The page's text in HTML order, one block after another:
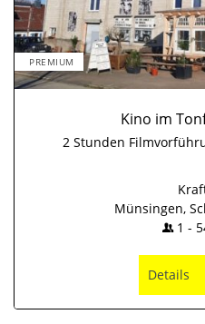
PREMIUM
Kino im
2 Stunden
Münsingen,
1 -
Details